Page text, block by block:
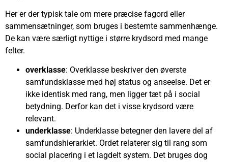
Her er der typisk tale om mere præcise fagord eller
sammensætninger, som bruges i bestemte sammenhænge.
De kan være særligt nyttige i større krydsord med mange
felter.
overklasse: Overklasse beskriver den øverste
samfundsklasse med høj status og anseelse. Det er
ikke identisk med rang, men ligger tæt på i social
betydning. Derfor kan det i visse krydsord være
relevant.
underklasse: Underklasse betegner den lavere del af
samfundshierarkiet. Ordet relaterer sig til rang som
social placering i et lagdelt system. Det bruges dog